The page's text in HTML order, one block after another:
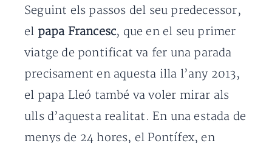
Seguint els passos del seu predecessor,
el papa Francesc, que en el seu primer
viatge de pontificat va fer una parada
precisament en aquesta illa l’any 2013,
el papa Lleó també va voler mirar als
ulls d’aquesta realitat. En una estada de
menys de 24 hores, el Pontífex, en